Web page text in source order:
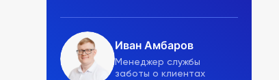
Иван Амбаров
Менеджер службы
заботы о клиентах